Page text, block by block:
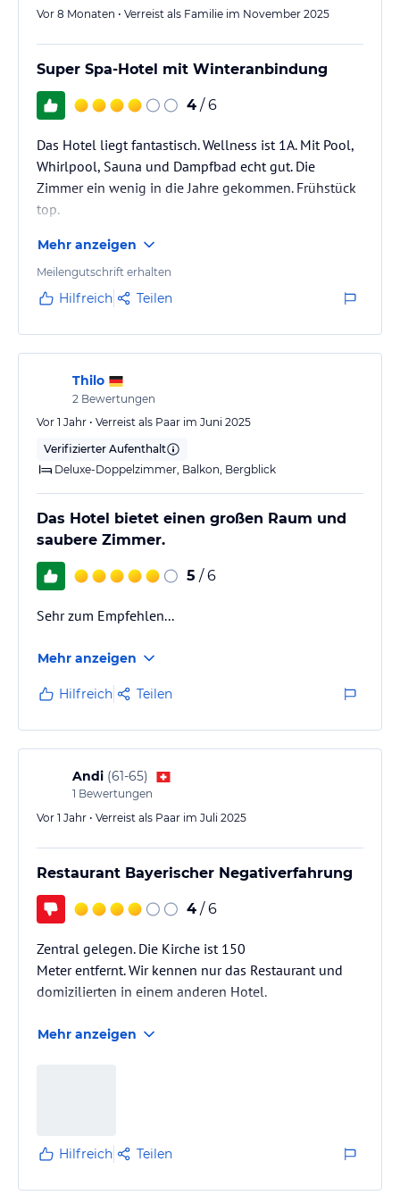
Vor 8 Monaten • Verreist als Familie im November 2025
Super Spa-Hotel mit Winteranbindung
4 / 6
Das Hotel liegt fantastisch. Wellness ist 1A. Mit Pool,
Whirlpool, Sauna und Dampfbad echt gut. Die
Zimmer ein wenig in die Jahre gekommen. Frühstück
top.
Mehr anzeigen
Meilengutschrift erhalten
Hilfreich Teilen
Thilo
2 Bewertungen
Vor 1 Jahr • Verreist als Paar im Juni 2025
Verifizierter Aufenthalt
Deluxe-Doppelzimmer, Balkon, Bergblick
Das Hotel bietet einen großen Raum und
saubere Zimmer.
5 / 6
Sehr zum Empfehlen...
Mehr anzeigen
Hilfreich Teilen
Andi (61-65)
1 Bewertungen
Vor 1 Jahr • Verreist als Paar im Juli 2025
Restaurant Bayerischer Negativerfahrung
4 / 6
Zentral gelegen. Die Kirche ist 150
Meter entfernt. Wir kennen nur das Restaurant und
domizilierten in einem anderen Hotel.
Mehr anzeigen
Hilfreich Teilen